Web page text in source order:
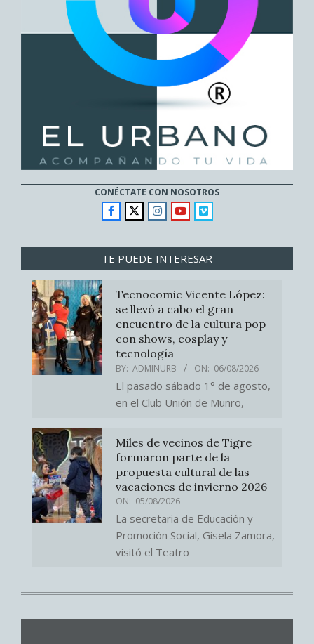
CONÉCTATE CON NOSOTROS
TE PUEDE INTERESAR
Tecnocomic Vicente López:
se llevó a cabo el gran
encuentro de la cultura pop
con shows, cosplay y
tecnología
BY: ADMINURB ON: 06/08/2026
El pasado sábado 1° de agosto,
en el Club Unión de Munro,
Miles de vecinos de Tigre
formaron parte de la
propuesta cultural de las
vacaciones de invierno 2026
ON: 05/08/2026
La secretaria de Educación y
Promoción Social, Gisela Zamora,
visitó el Teatro